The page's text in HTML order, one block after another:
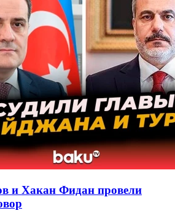
и Хакан Фидан провели